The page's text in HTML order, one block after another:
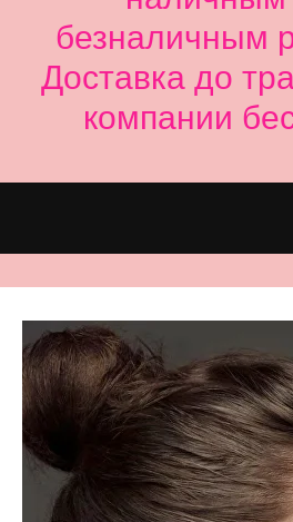
безналичным
Доставка до
компании